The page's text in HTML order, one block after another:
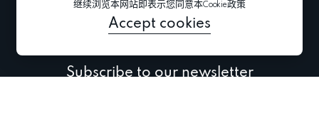
继续浏览本网站即表示您同意本Cookie政策
Accept cookies
Subscribe to our newsletter